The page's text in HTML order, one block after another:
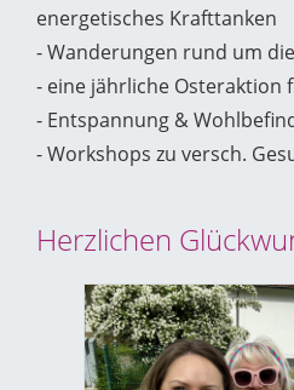
energetisches Krafttanken
- Wanderungen rund um
- eine jährliche Osteraktion
- Entspannung &
- Workshops zu versch.
Herzlichen